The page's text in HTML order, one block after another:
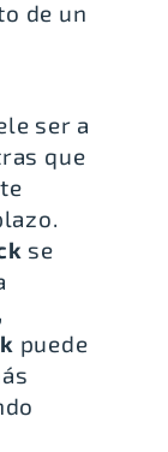
de un
ser a
que
se
puede